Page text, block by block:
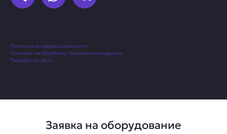
Политика конфиденциальности
Согласие на обработку персональных данных
Разработка сайта
Заявка на оборудование